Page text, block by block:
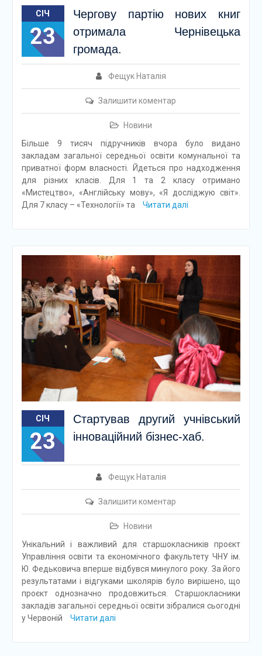
СІЧ
23
Чергову партію нових книг
отримала Чернівецька
громада.
Фещук Наталія
Залишити коментар
Новини
Більше 9 тисяч підручників вчора було видано
закладам загальної середньої освіти комунальної та
приватної форм власності. Йдеться про надходження
для різних класів. Для 1 та 2 класу отримано
«Мистецтво», «Англійську мову», «Я досліджую світ».
Для 7 класу – «Технології» та
Читати далі
СІЧ
23
Стартував другий учнівський
інноваційний бізнес-хаб.
Фещук Наталія
Залишити коментар
Новини
Унікальний і важливий для старшокласників проєкт
Управління освіти та економічного факультету ЧНУ ім.
Ю. Федьковича вперше відбувся минулого року. За його
результатами і відгуками школярів було вирішено, що
проєкт однозначно продовжиться. Старшокласники
закладів загальної середньої освіти зібралися сьогодні
у Червоній
Читати далі